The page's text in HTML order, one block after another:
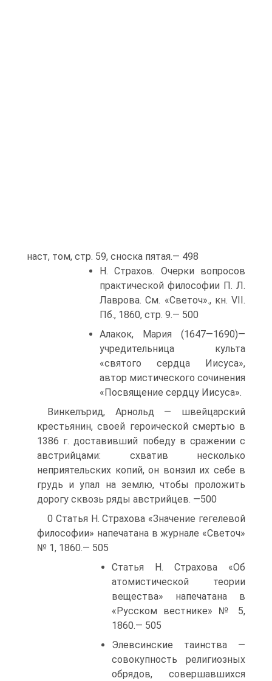
наст, том, стр. 59, сноска пятая.— 498
Н. Страхов. Очерки вопросов
практической философии П. Л.
Лаврова. См. «Светоч»., кн. VII.
Пб., 1860, стр. 9.— 500
Алакок, Мария (1647—1690)—
учредительница культа
«святого сердца Иисуса»,
автор мистического сочинения
«Посвящение сердцу Иисуса».
Винкелърид, Арнольд — швейцарский
крестьянин, своей героической смертью в
1386 г. доставивший победу в сражении с
австрийцами: схватив несколько
неприятельских копий, он вонзил их себе в
грудь и упал на землю, чтобы проложить
дорогу сквозь ряды австрийцев. —500
0 Статья Н. Страхова «Значение гегелевой
философии» напечатана в журнале «Светоч»
№ 1, 1860.— 505
Статья Н. Страхова «Об
атомистической теории
вещества» напечатана в
«Русском вестнике» № 5,
1860.— 505
Элевсинские таинства —
совокупность религиозных
обрядов, совершавшихся